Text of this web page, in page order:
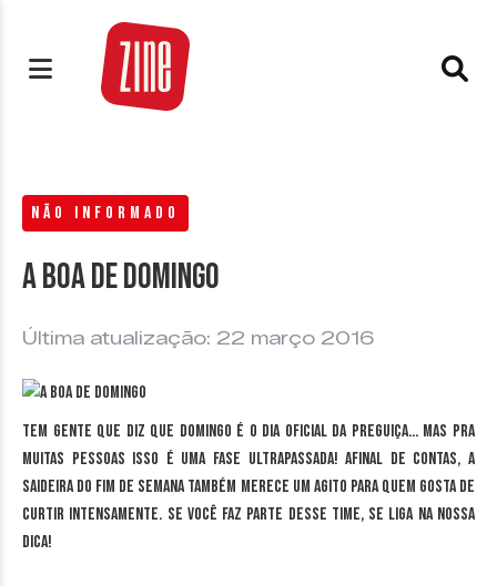
NÃO INFORMADO
A Boa de Domingo
Última atualização: 22 março 2016
Tem gente que diz que domingo é o dia oficial da preguiça… Mas pra
muitas pessoas isso é uma fase ultrapassada! Afinal de contas, a
saideira do fim de semana também merece um agito para quem gosta de
curtir intensamente. Se você faz parte desse time, se liga na nossa
dica!